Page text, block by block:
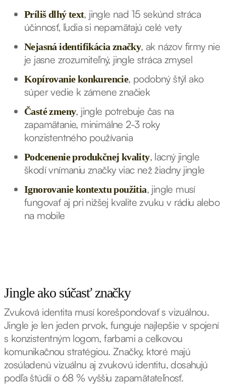
Príliš dlhý text, jingle nad 15 sekúnd stráca
účinnosť, ľudia si nepamätajú celé vety
Nejasná identifikácia značky, ak názov firmy nie
je jasne zrozumiteľný, jingle stráca zmysel
Kopírovanie konkurencie, podobný štýl ako
súper vedie k zámene značiek
Časté zmeny, jingle potrebuje čas na
zapamätanie, minimálne 2-3 roky
konzistentného používania
Podcenenie produkčnej kvality, lacný jingle
škodí vnímaniu značky viac než žiadny jingle
Ignorovanie kontextu použitia, jingle musí
fungovať aj pri nižšej kvalite zvuku v rádiu alebo
na mobile
Jingle ako súčasť značky
Zvuková identita musí korešpondovať s vizuálnou.
Jingle je len jeden prvok, funguje najlepšie v spojení
s konzistentným logom, farbami a celkovou
komunikačnou stratégiou. Značky, ktoré majú
zosúladenú vizuálnu aj zvukovú identitu, dosahujú
podľa štúdií o 68 % vyššiu zapamätateľnosť.